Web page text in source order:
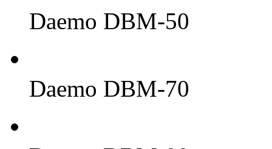
Daemo DBM-50
Daemo DBM-70